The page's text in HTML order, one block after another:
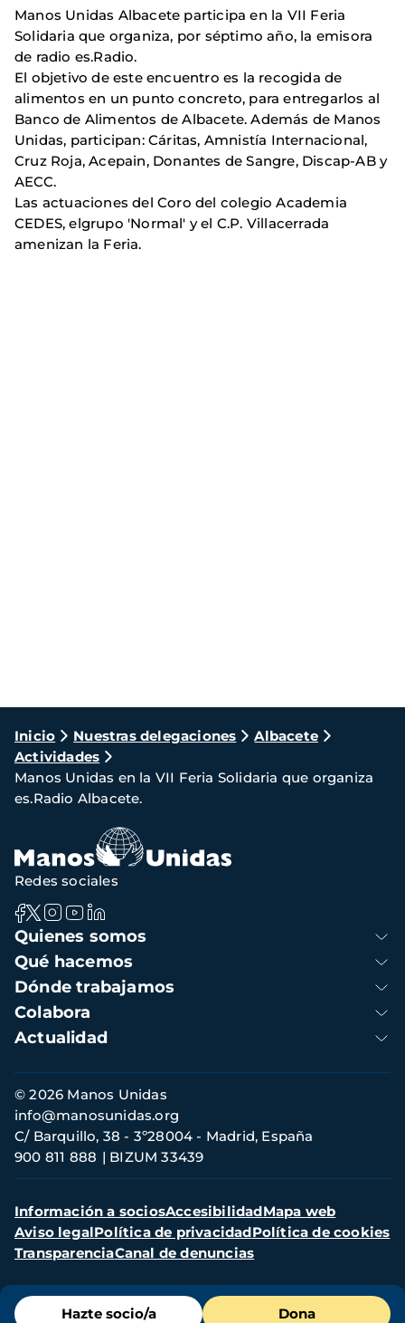
Manos Unidas Albacete participa en la VII Feria
Solidaria que organiza, por séptimo año, la emisora
de radio es.Radio.
El objetivo de este encuentro es la recogida de
alimentos en un punto concreto, para entregarlos al
Banco de Alimentos de Albacete. Además de Manos
Unidas, participan: Cáritas, Amnistía Internacional,
Cruz Roja, Acepain, Donantes de Sangre, Discap-AB y
AECC.
Las actuaciones del Coro del colegio Academia
CEDES, elgrupo 'Normal' y el C.P. Villacerrada
amenizan la Feria.
Ruta
de
navegación
Inicio Nuestras delegaciones
Albacete
Actividades
Manos Unidas en la VII Feria Solidaria que organiza
es.Radio Albacete.
Menú
Hazte socio/a Dona
Navegación
principal
Quienes somos
Qué hacemos
Dónde trabajamos
Colabora
Actualidad
Redes sociales
Información
de
contacto
© 2026 Manos Unidas
C/ Barquillo, 38 - 3º28004 - Madrid, España
900 811 888
BIZUM 33439
info@manosunidas.org
Menú
secundario
Información a sociosAccesibilidadMapa web
Aviso legalPolítica de privacidadPolítica de cookies
TransparenciaCanal de denuncias